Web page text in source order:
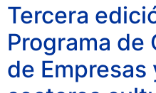
Tercera
Programa de
de